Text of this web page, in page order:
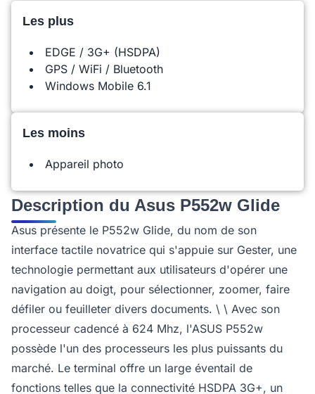
Les plus
EDGE / 3G+ (HSDPA)
GPS / WiFi / Bluetooth
Windows Mobile 6.1
Les moins
Appareil photo
Description du Asus P552w Glide
Asus présente le P552w Glide, du nom de son
interface tactile novatrice qui s'appuie sur Gester, une
technologie permettant aux utilisateurs d'opérer une
navigation au doigt, pour sélectionner, zoomer, faire
défiler ou feuilleter divers documents. \ \ Avec son
processeur cadencé à 624 Mhz, l'ASUS P552w
possède l'un des processeurs les plus puissants du
marché. Le terminal offre un large éventail de
fonctions telles que la connectivité HSDPA 3G+, un